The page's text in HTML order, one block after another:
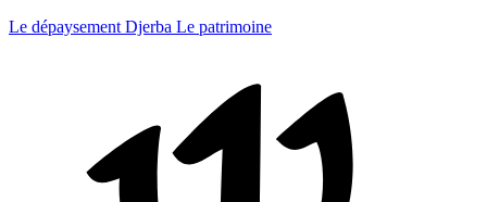
Le dépaysement Djerba Le patrimoine